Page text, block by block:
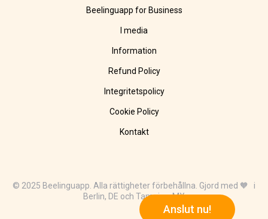
Anslut nu!
Beelinguapp for Business
I media
Information
Refund Policy
Integritetspolicy
Cookie Policy
Kontakt
© 2025 Beelinguapp. Alla rättigheter förbehållna. Gjord med 🧡 i
Berlin, DE och Tampico, MX